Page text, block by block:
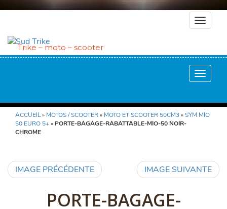
Trike – moto – scooter
Afficher
la
AU
CONTENU
PRINCIPAL
AU
CONTENU
SECONDAIRE
ACCUEIL» MOTOS / SCOOTER» MOTO ET SCOOTER 50CM3»SYM MIO
50 EURO 5+» PORTE-BAGAGE-RABATTABLE-MIO-50 NOIR-
CHROME
IMAGE PRÉCÉDENTE IMAGE SUIVANTE
PORTE-BAGAGE-